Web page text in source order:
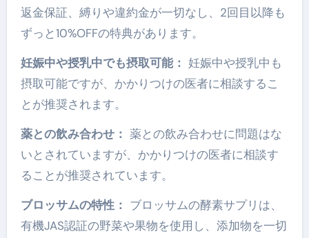
返金保証、縛りや違約金が一切なし、2回目以降も
ずっと10%OFFの特典があります。
妊娠中や授乳中でも摂取可能： 妊娠中や授乳中も
摂取可能ですが、かかりつけの医者に相談するこ
とが推奨されます。
薬との飲み合わせ： 薬との飲み合わせに問題はな
いとされていますが、かかりつけの医者に相談す
ることが推奨されています。
ブロッサムの特性： ブロッサムの酵素サプリは、
有機JAS認証の野菜や果物を使用し、添加物を一切